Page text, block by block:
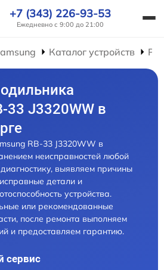
+7 (343) 226-93-53
Ежедневно с 9:00 до 21:00
Каталог устройств
33 J3320WW в
RB-33 J3320WW в
неисправностей любой
выявляем причины
детали и
устройства.
или рекомендованные
после ремонта выполняем
и предоставляем гарантию.
сервис